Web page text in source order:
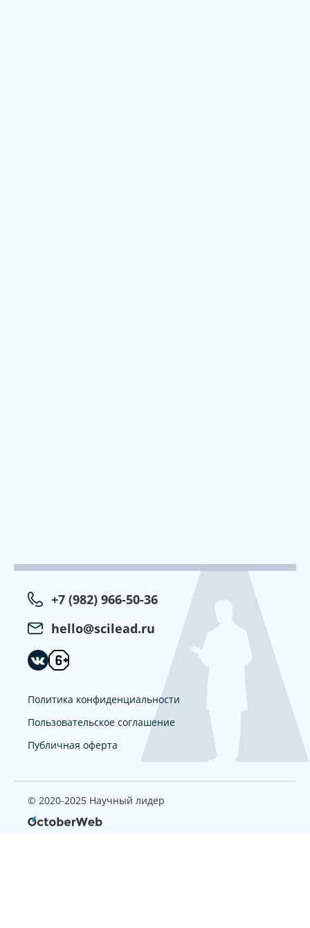
+7 (982) 966-50-36
hello@scilead.ru
Политика конфиденциальности
Пользовательское соглашение
Публичная оферта
© 2020-2025 Научный лидер